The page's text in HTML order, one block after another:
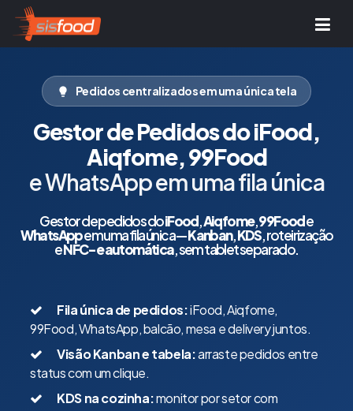
Pedidos centralizados em uma única tela
Gestor de Pedidos do iFood,
Aiqfome, 99Food
e WhatsApp em uma fila única
Gestor de pedidos doiFood,Aiqfome,99Foode
WhatsAppem uma fila única —Kanban,KDS, roteirização
eNFC-e automática, sem tablet separado.
Fila única de pedidos:iFood, Aiqfome,
99Food, WhatsApp, balcão, mesa e delivery juntos.
Visão Kanban e tabela:arraste pedidos entre
status com um clique.
KDS na cozinha:monitor por setor com